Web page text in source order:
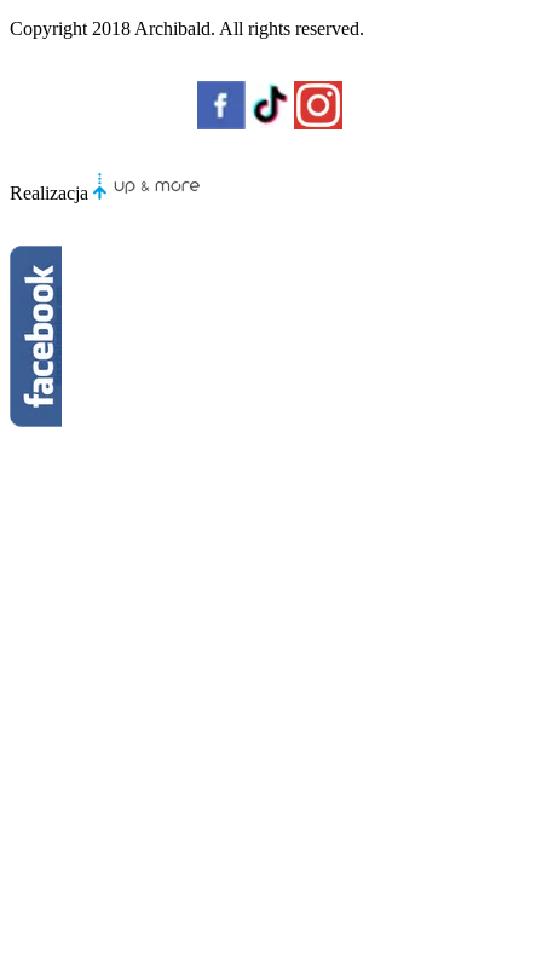
Copyright 2018 Archibald. All rights reserved.
Realizacja